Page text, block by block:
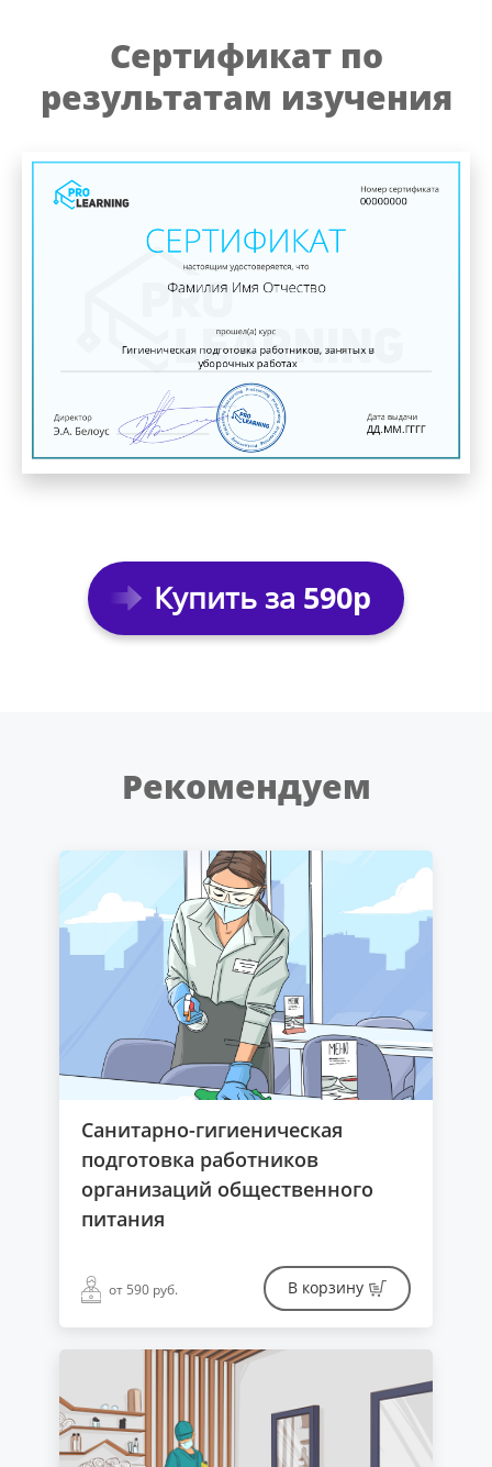
Сертификат по
результатам изучения
Купить за 590р
Рекомендуем
Санитарно-гигиеническая
подготовка работников
организаций общественного
питания
от 590 руб. В корзину